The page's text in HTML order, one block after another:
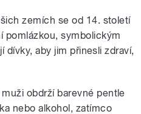
zemích se od 14. století
pomlázkou, symbolickým
dívky, aby jim přinesli zdraví,
obdrží barevné pentle
nebo alkohol, zatímco